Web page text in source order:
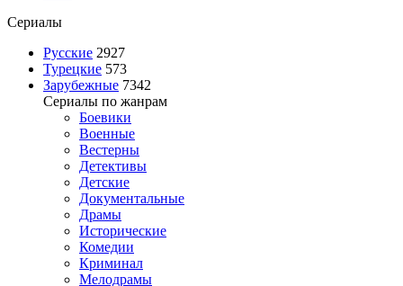
Сериалы
Русские 2927
Турецкие 573
Зарубежные 7342
Сериалы по жанрам
Боевики
Военные
Вестерны
Детективы
Детские
Документальные
Драмы
Исторические
Комедии
Криминал
Мелодрамы